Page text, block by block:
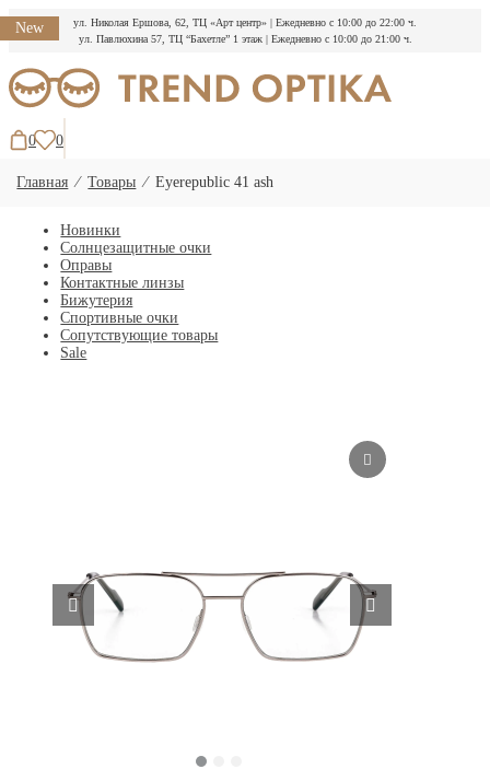
ул. Николая Ершова, 62, ТЦ «Арт центр» | Ежедневно с 10:00 до 22:00 ч.
ул. Павлюхина 57, ТЦ “Бахетле” 1 этаж | Ежедневно с 10:00 до 21:00 ч.
к
содержимому
0 0
Главная ⁄Товары ⁄Eyerepublic 41 ash
Новинки
Солнцезащитные очки
Оправы
Контактные линзы
Бижутерия
Спортивные очки
Сопутствующие товары
Sale
New